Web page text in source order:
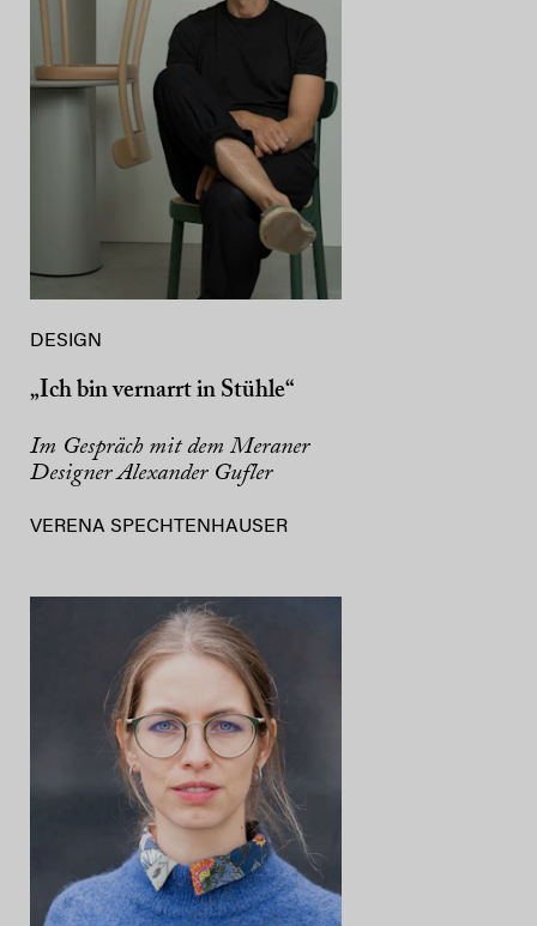
DESIGN
„Ich bin vernarrt in Stühle“
Im Gespräch mit dem Meraner
Designer Alexander Gufler
VERENA SPECHTENHAUSER